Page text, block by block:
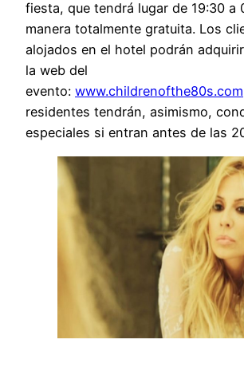
fiesta, que tendrá lugar de 19:30 a
manera totalmente gratuita. Los
alojados en el hotel podrán
la web del
evento: www.childrenofthe80s.com
residentes tendrán, asimismo,
especiales si entran antes de las